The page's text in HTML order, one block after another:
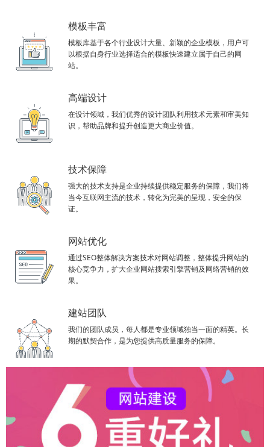
模板丰富
模板库基于各个行业设计大量、新颖的企业模板，用户可
以根据自身行业选择适合的模板快速建立属于自己的网
站。
高端设计
在设计领域，我们优秀的设计团队利用技术元素和审美知
识，帮助品牌和提升创造更大商业价值。
技术保障
强大的技术支持是企业持续提供稳定服务的保障，我们将
当今互联网主流的技术，转化为完美的呈现，安全的保
证。
网站优化
通过SEO整体解决方案技术对网站调整，整体提升网站的
核心竞争力，扩大企业网站搜索引擎营销及网络营销的效
果。
建站团队
我们的团队成员，每人都是专业领域独当一面的精英。长
期的默契合作，是为您提供高质量服务的保障。